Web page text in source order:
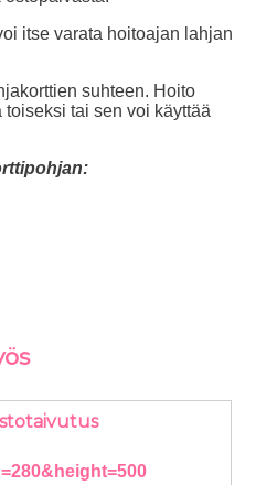
itse varata hoitoajan lahjan
suhteen. Hoito
tai sen voi käyttää